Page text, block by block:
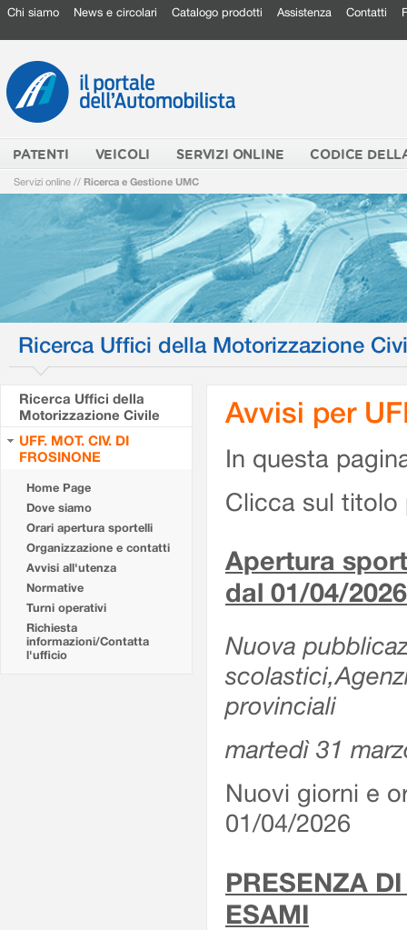
Chi siamo News e circolari Catalogo prodotti Assistenza Contatti
PATENTI VEICOLI SERVIZI ONLINE CODICE
Servizi online // Ricerca e Gestione UMC
Ricerca Uffici della Motorizzazione
Ricerca Uffici della
Motorizzazione Civile
UFF. MOT. CIV. DI
FROSINONE
Home Page
Dove siamo
Orari apertura sportelli
Organizzazione e contatti
Avvisi all'utenza
Normative
Turni operativi
Richiesta
informazioni/Contatta
l'ufficio
Avvisi per
In questa
Clicca sul titolo
Apertura
dal 01/04/2026
Nuova
provinciali
martedì 31
Nuovi giorni e
01/04/2026
PRESENZA
ESAMI